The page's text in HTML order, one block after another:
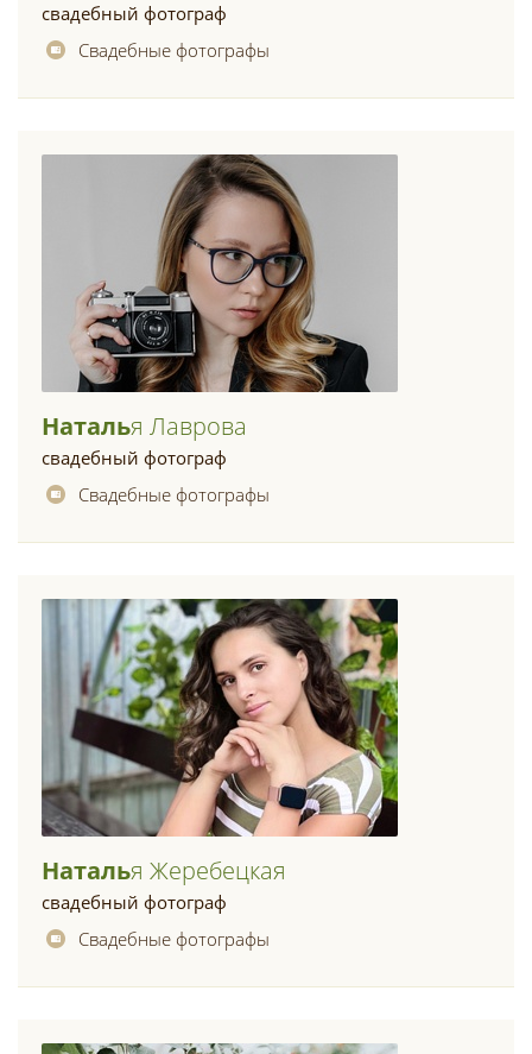
свадебный фотограф
Свадебные фотографы
НатальЯ Лаврова
свадебный фотограф
Свадебные фотографы
НатальЯ Жеребецкая
свадебный фотограф
Свадебные фотографы